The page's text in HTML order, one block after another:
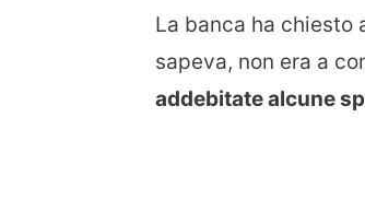
La banca ha chiesto
sapeva, non era a
addebitate alcune